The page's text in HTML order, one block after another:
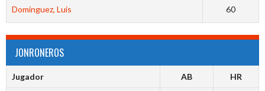
Dominguez, Luis 60
JONRONEROS
Jugador AB HR